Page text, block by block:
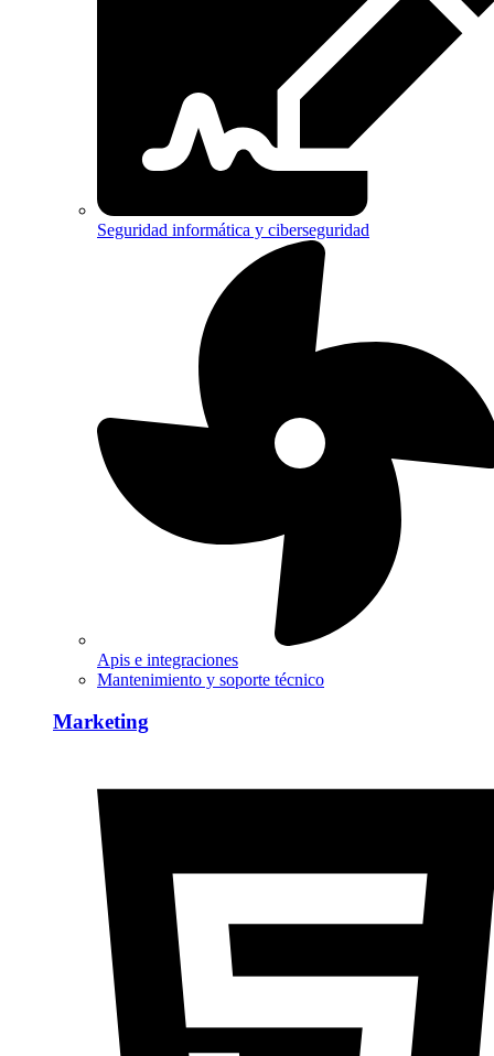
Seguridad informática y ciberseguridad
Apis e integraciones
Mantenimiento y soporte técnico
Marketing